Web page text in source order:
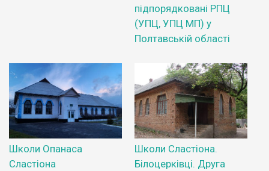
підпорядковані РПЦ
(УПЦ, УПЦ МП) у
Полтавській області
Школи Опанаса
Сластіона
Школи Сластіона.
Білоцерківці. Друга